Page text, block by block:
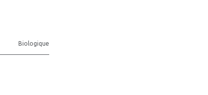
Biologique